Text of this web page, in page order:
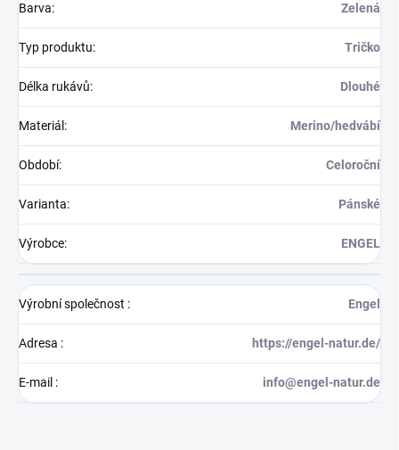
Barva: Zelená
Typ produktu: Tričko
Délka rukávů: Dlouhé
Materiál : Merino/hedvábí
Období: Celoroční
Varianta: Pánské
Výrobce: ENGEL
Výrobní společnost : Engel
Adresa : https://engel-natur.de/
E-mail : info@engel-natur.de